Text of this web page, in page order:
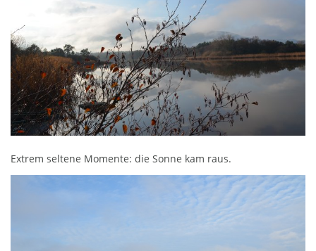
Extrem seltene Momente: die Sonne kam raus.